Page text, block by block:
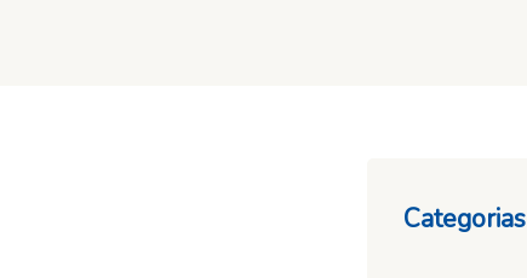
Categorias